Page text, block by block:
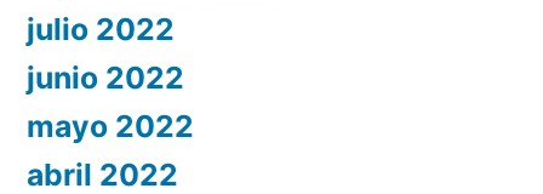
julio 2022
junio 2022
mayo 2022
abril 2022